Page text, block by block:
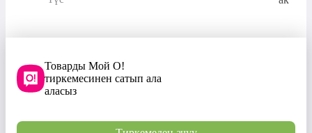
Товарды Мой О!
тиркемесинен сатып ала
аласыз